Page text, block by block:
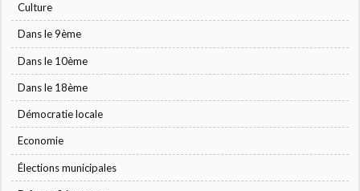
Culture
Dans le 9ème
Dans le 10ème
Dans le 18ème
Démocratie locale
Economie
Élections municipales